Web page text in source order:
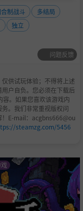
制战斗
多结局
独立
问题反馈
供试玩体验；不得将上述
户自负。您必须在下载后
。如果您喜欢该游戏内
。我们非常重视版权问
E-mail：acgbns666@ou
steamzg.com/5456